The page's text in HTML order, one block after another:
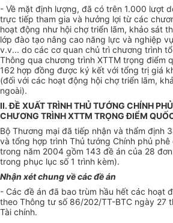
- Về mặt định lượng, đã có trên 1.000 lượt
trực tiếp tham gia và hưởng lợi từ các
hoạt động như hội chợ triển lãm, khảo sát
lớp đào tạo nâng cao năng lực và nghiệp
v.v... do các cơ quan chủ trì chương trình
Thông qua chương trình XTTM trọng điểm
162 hợp đồng được ký kết với tổng trị giá
(đối với các hoạt động hội chợ triển lãm,
ngoài).
II. ĐỀ XUẤT TRÌNH THỦ TƯỚNG CHÍNH
CHƯƠNG TRÌNH XTTM TRỌNG ĐIỂM
Bộ Thương mại đã tiếp nhận và thẩm định
và tổng hợp trình Thủ tướng Chính phủ
trong năm 2004 gồm 143 đề án của 28
trong phục lục số 1 trình kèm).
Nhận xét chung về các đề án
- Các đề án đã bao trùm hầu hết các hoạt
theo Thông tư số 86/202/TT-BTC ngày 27
Tài chính.